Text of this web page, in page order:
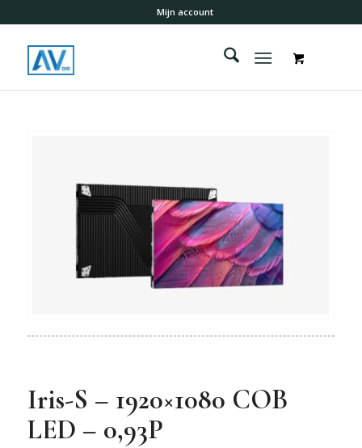
Mijn account
Iris-S – 1920×1080 COB
LED – 0,93P